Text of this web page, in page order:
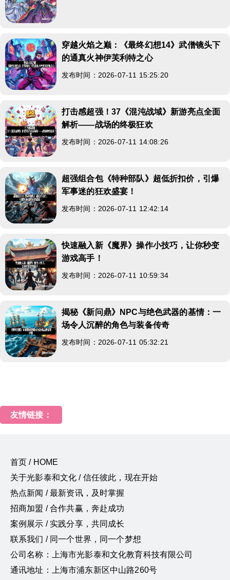
穿越火焰之巅：《最终幻想14》武僧镜头下
的通真火神伊芙利特之心
发布时间：2026-07-11 15:25:20
打击感超强！37《混沌战域》新游亮点全面
解析——战场的终极狂欢
发布时间：2026-07-11 14:08:26
超强组合包《特种部队》超低折扣价，引爆
军事迷的狂欢盛宴！
发布时间：2026-07-11 12:42:14
快速融入新《魔界》操作小技巧，让你秒变
游戏高手！
发布时间：2026-07-11 10:59:34
揭秘《新问鼎》NPC与绝色武器的基情：一
场令人沉醉的角色与装备传奇
发布时间：2026-07-11 05:32:21
友情链接：
首页 / HOME
关于光影泰和文化 / 信任彼此，现在开始
热点新闻 / 最新资讯，及时掌握
招商加盟 / 合作共赢，奔赴成功
案例展示 / 实践分享，共同成长
联系我们 / 同一个世界，同一个梦想
公司名称：上海市光影泰和文化教育科技有限公司
通讯地址：上海市浦东新区中山路260号